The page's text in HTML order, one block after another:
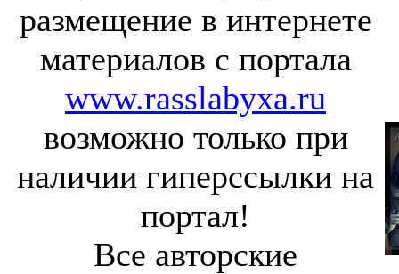
размещение в интернете
материалов с портала
www.rasslabyxa.ru
возможно только при
наличии гиперссылки на
портал!
Все авторские